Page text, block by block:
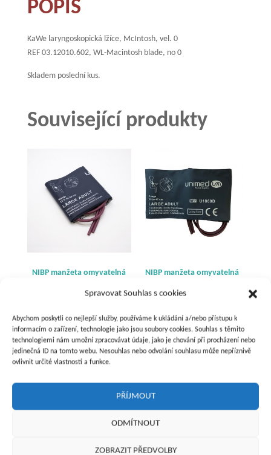
Spravovat Souhlas s cookies
Abychom poskytli co nejlepší služby, používáme k ukládání a/nebo přístupu k
informacím o zařízení, technologie jako jsou soubory cookies. Souhlas s těmito
technologiemi nám umožní zpracovávat údaje, jako je chování při procházení nebo
jedinečná ID na tomto webu. Nesouhlas nebo odvolání souhlasu může nepříznivě
ovlivnit určité vlastnosti a funkce.
PŘÍJMOUT
ODMÍTNOUT
ZOBRAZIT PŘEDVOLBY
množství
POPIS
KaWe laryngoskopická lžíce, McIntosh, vel. 0
REF 03.12010.602, WL-Macintosh blade, no 0
Skladem poslední kus.
Související produkty
NIBP manžeta omyvatelná
Přidat do košíku
NIBP manžeta omyvatelná
Přidat do košíku